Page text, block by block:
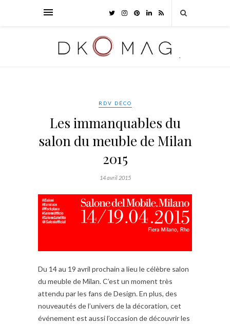
RDV DÉCO
Les immanquables du
salon du meuble de Milan
2015
14 avril 2015
Du 14 au 19 avril prochain a lieu le célèbre salon
du meuble de Milan. C’est un moment très
attendu par les fans de Design. En plus, des
nouveautés de l’univers de la décoration, cet
événement est aussi l’occasion de découvrir les